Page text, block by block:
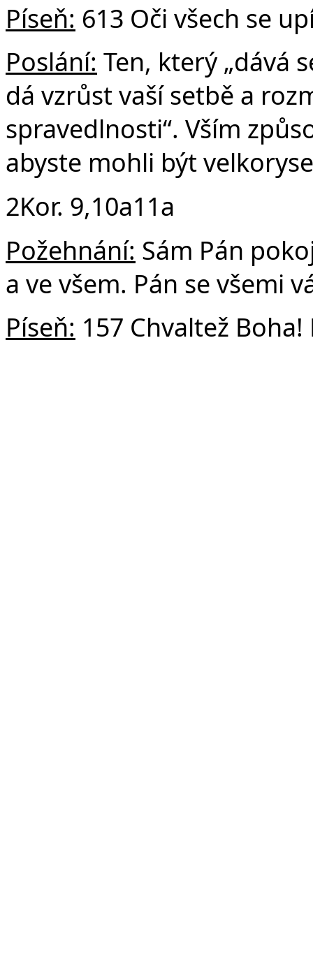
Píseň: 613 Oči všech se
Poslání: Ten, který „dává
dá vzrůst vaší setbě a
spravedlnosti“. Vším
abyste mohli být
2Kor. 9,10a11a
Požehnání: Sám Pán
a ve všem. Pán se všemi
Píseň: 157 Chvaltež